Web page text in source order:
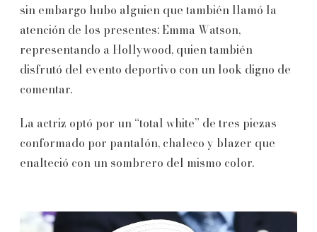
sin embargo hubo alguien que también llamó la
atención de los presentes: Emma Watson,
representando a Hollywood, quien también
disfrutó del evento deportivo con un look digno de
comentar.
La actriz optó por un “total white” de tres piezas
conformado por pantalón, chaleco y blazer que
enalteció con un sombrero del mismo color.